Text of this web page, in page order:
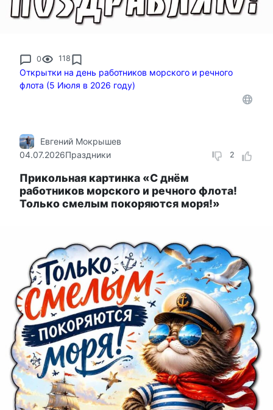
0 118
Открытки на день работников морского и речного
флота (5 Июля в 2026 году)
2
Евгений Мокрышев
04.07.2026Праздники
Прикольная картинка «С днём
работников морского и речного флота!
Только смелым покоряются моря!»